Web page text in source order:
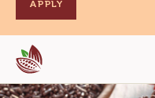
Skip
to